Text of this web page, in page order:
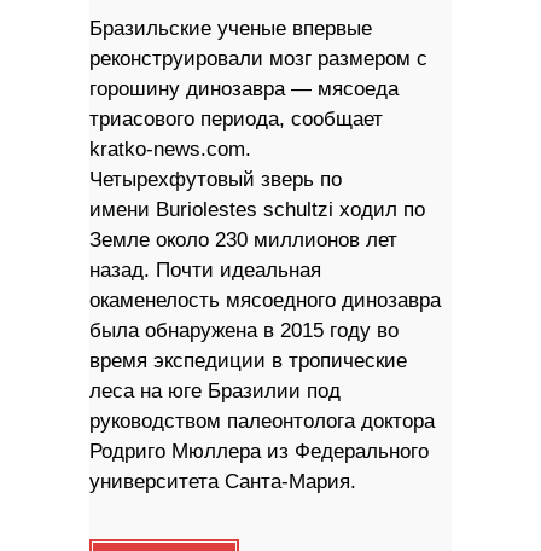
Бразильские ученые впервые
реконструировали мозг размером с
горошину динозавра — мясоеда
триасового периода, сообщает
kratko-news.com.
Четырехфутовый зверь по
имени Buriolestes schultzi ходил по
Земле около 230 миллионов лет
назад. Почти идеальная
окаменелость мясоедного динозавра
была обнаружена в 2015 году во
время экспедиции в тропические
леса на юге Бразилии под
руководством палеонтолога доктора
Родриго Мюллера из Федерального
университета Санта-Мария.